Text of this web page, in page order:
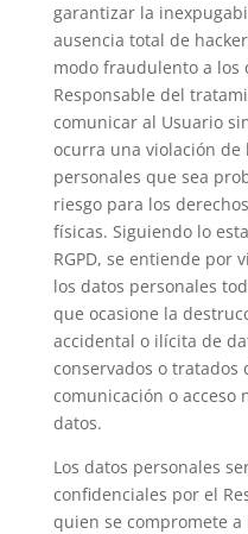
garantizar la
ausencia total de
modo fraudulento a los
Responsable del
comunicar al Usuario
ocurra una violación de
personales que sea
riesgo para los
físicas. Siguiendo lo
RGPD, se entiende por
los datos personales
que ocasione la
accidental o ilícita de
conservados o tratados
comunicación o acceso
datos.
Los datos personales
confidenciales por el
quien se compromete